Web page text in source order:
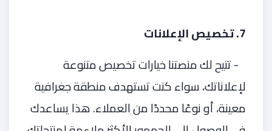
7. تخصيص الإعلانات
- تتيح لك منصتنا خيارات تخصيص متنوعة
لإعلاناتك، سواء كنت تستهدف منطقة جغرافية
معينة، أو نوعًا محددًا من العملاء. هذا يساعدك